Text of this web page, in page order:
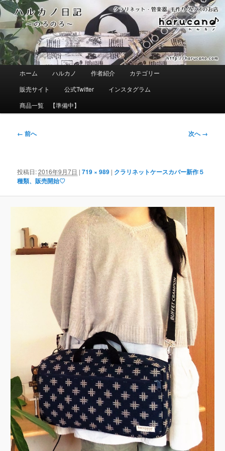
メ
イ
ン
コ
ン
テ
ン
ツ
ュ
ホーム ハルカノ 作者紹介
カテゴリー
販売サイト
公式Twitter
インスタグラム
商品一覧 【準備中】
画
ゲ
ー
シ
ョ
← 前へ 次へ →
投稿日:2016年9月7日 |719 × 989 | クラリネットケースカバー新作５
種類、販売開始♡